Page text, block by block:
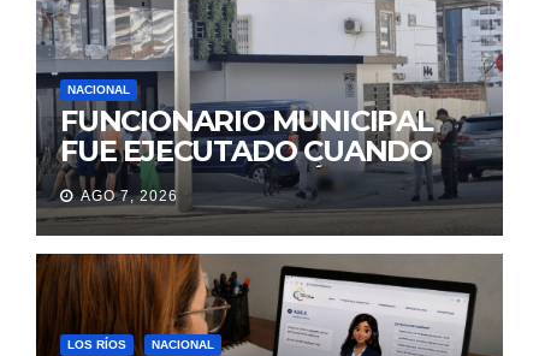
NACIONAL
FUNCIONARIO MUNICIPAL
FUE EJECUTADO CUANDO
IBA A UNA REUNIÓN DE
TRABAJO EN MANTA
AGO 7, 2026
LOS RÍOS NACIONAL